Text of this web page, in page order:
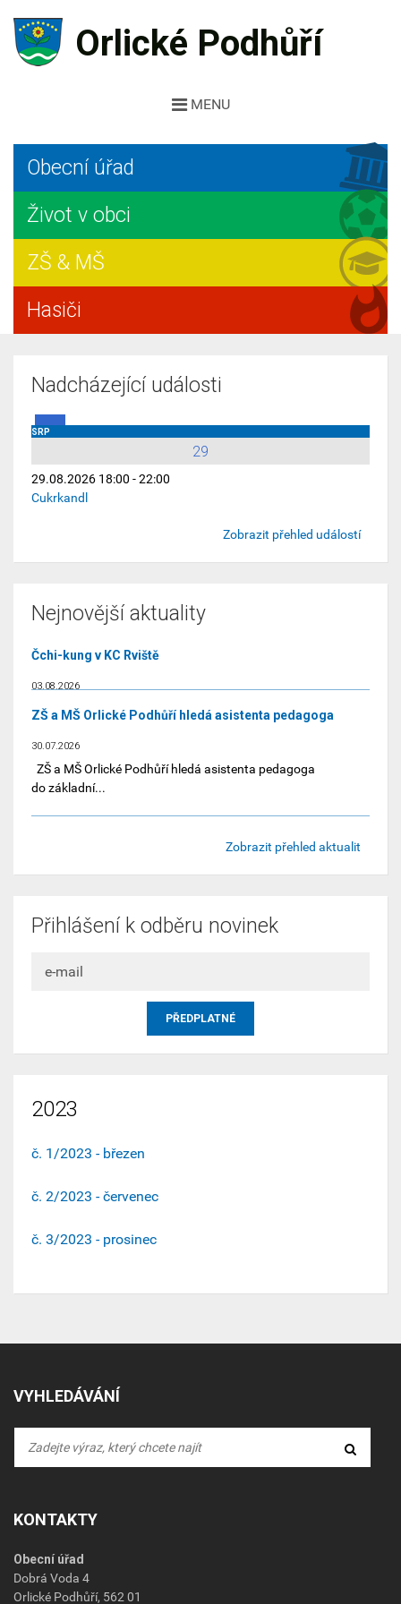
Orlické Podhůří
MENU
Obecní úřad
Život v obci
ZŠ & MŠ
Hasiči
Nadcházející události
SRP
29
29.08.2026 18:00 - 22:00
Cukrkandl
Zobrazit přehled událostí
Nejnovější aktuality
Čchi-kung v KC Rviště
03.08.2026
ZŠ a MŠ Orlické Podhůří hledá asistenta pedagoga
30.07.2026
ZŠ a MŠ Orlické Podhůří hledá asistenta pedagoga
do základní...
Zobrazit přehled aktualit
Přihlášení k odběru novinek
2023
č. 1/2023 - březen
č. 2/2023 - červenec
č. 3/2023 - prosinec
VYHLEDÁVÁNÍ
KONTAKTY
Obecní úřad
Dobrá Voda 4
Orlické Podhůří, 562 01